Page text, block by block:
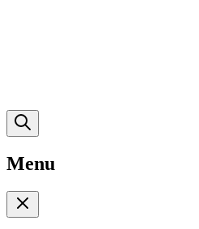
Menu